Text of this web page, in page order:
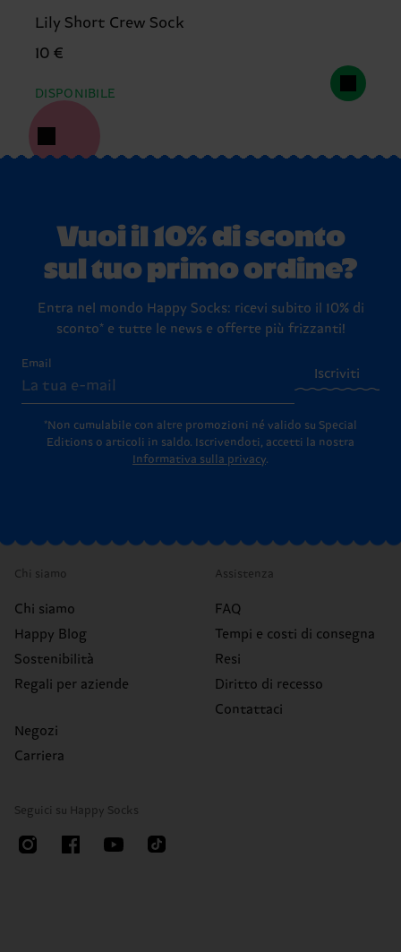
Lily Short Crew Sock
10 €
DISPONIBILE
Vuoi il 10% di sconto
sul tuo primo ordine?
Entra nel mondo Happy Socks: ricevi subito il 10% di
sconto* e tutte le news e offerte più frizzanti!
Email
Iscriviti
*Non cumulabile con altre promozioni né valido su Special
Editions o articoli in saldo.
Iscrivendoti, accetti la nostra
Informativa sulla privacy.
Chi siamo
Chi siamo
Happy Blog
Sostenibilità
Regali per aziende
Negozi
Carriera
Assistenza
FAQ
Tempi e costi di consegna
Resi
Diritto di recesso
Contattaci
Seguici su Happy Socks